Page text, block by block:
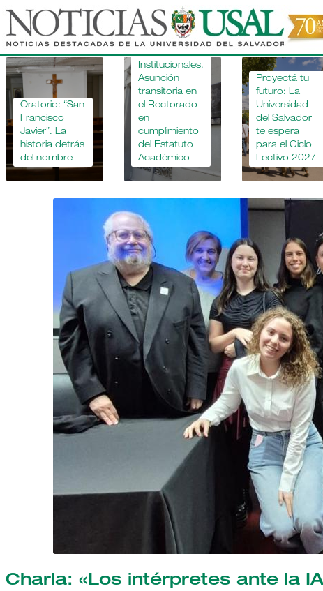
Pasar
contenido
principal
Oratorio: “San
Francisco
Javier”. La
historia detrás
del nombre
Novedades
Institucionales.
Asunción
transitoria en
el Rectorado
en
cumplimiento
del Estatuto
Académico
Proyectá tu
futuro: La
Universidad
del Salvador
te espera
para el Ciclo
Lectivo 2027
Charla: «Los intérpretes ante la